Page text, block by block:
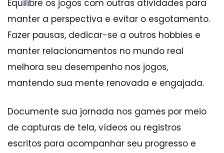
Equilibre os jogos com outras atividades para
manter a perspectiva e evitar o esgotamento.
Fazer pausas, dedicar-se a outros hobbies e
manter relacionamentos no mundo real
melhora seu desempenho nos jogos,
mantendo sua mente renovada e engajada.
Documente sua jornada nos games por meio
de capturas de tela, vídeos ou registros
escritos para acompanhar seu progresso e